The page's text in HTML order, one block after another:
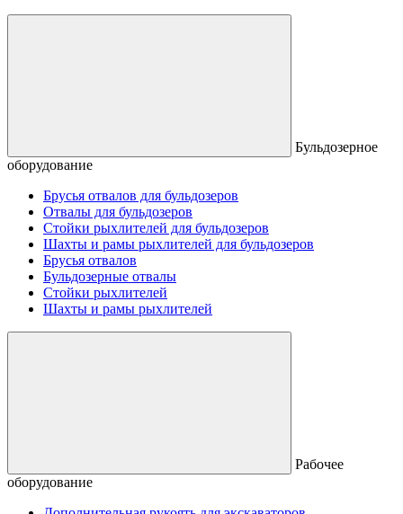
Бульдозерное
оборудование
Брусья отвалов для бульдозеров
Отвалы для бульдозеров
Стойки рыхлителей для бульдозеров
Шахты и рамы рыхлителей для бульдозеров
Брусья отвалов
Бульдозерные отвалы
Стойки рыхлителей
Шахты и рамы рыхлителей
Рабочее
оборудование